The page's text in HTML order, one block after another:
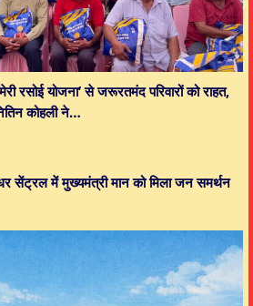
रसोई योजना’ से जरूरतमंद परिवारों को राहत,
कोहली ने…
सेंट्रल में मुख्यमंत्री मान को मिला जन समर्थन